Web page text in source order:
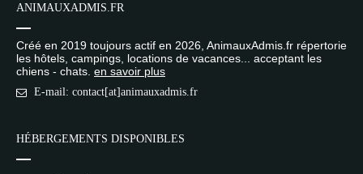
ANIMAUXADMIS.FR
Créé en 2019 toujours actif en 2026, AnimauxAdmis.fr répertorie
les hôtels, campings, locations de vacances... acceptant les
chiens - chats. en savoir plus
E-mail: contact[at]animauxadmis.fr
HÉBERGEMENTS DISPONIBLES